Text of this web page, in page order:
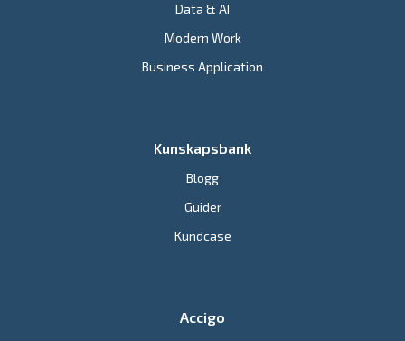
Data & AI
Modern Work
Business Application
Kunskapsbank
Blogg
Guider
Kundcase
Accigo